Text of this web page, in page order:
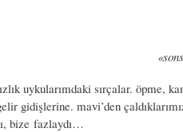
uykularımdaki sırçalar. öpme,
gidişlerine. mavi’den
bize fazlaydı…